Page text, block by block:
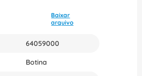
Baixar
arquivo
64059000
Botina